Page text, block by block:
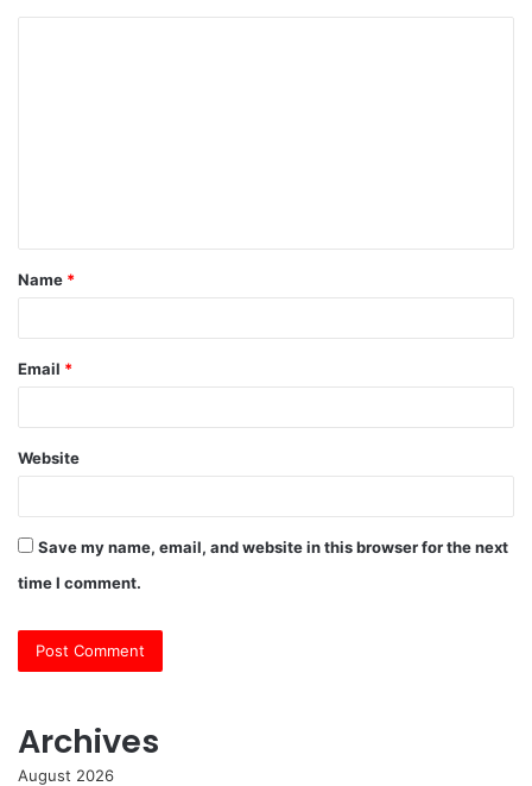
t
*
Name *
Email *
Website
Save my name, email, and website in this browser for the next
time I comment.
Archives
August 2026